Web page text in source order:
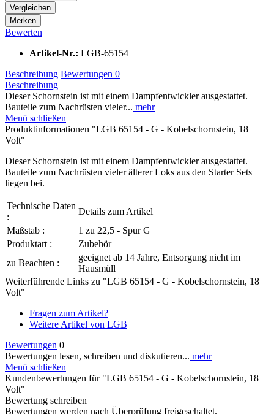
Vergleichen
Merken
Bewerten
Artikel-Nr.: LGB-65154
Beschreibung Bewertungen 0
Beschreibung
Dieser Schornstein ist mit einem Dampfentwickler ausgestattet.
Bauteile zum Nachrüsten vieler... mehr
Menü schließen
Produktinformationen "LGB 65154 - G - Kobelschornstein, 18
Volt"
Dieser Schornstein ist mit einem Dampfentwickler ausgestattet.
Bauteile zum Nachrüsten vieler älterer Loks aus den Starter Sets
liegen bei.
Technische Daten
:
Details zum Artikel
Maßstab :
1 zu 22,5 - Spur G
Produktart :
Zubehör
zu Beachten :
geeignet ab 14 Jahre, Entsorgung nicht im
Hausmüll
Weiterführende Links zu "LGB 65154 - G - Kobelschornstein, 18
Volt"
Fragen zum Artikel?
Weitere Artikel von LGB
Bewertungen 0
Bewertungen lesen, schreiben und diskutieren... mehr
Menü schließen
Kundenbewertungen für "LGB 65154 - G - Kobelschornstein, 18
Volt"
Bewertung schreiben
Bewertungen werden nach Überprüfung freigeschaltet.